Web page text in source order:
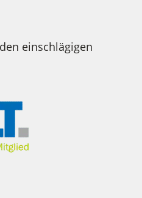
einschlägigen